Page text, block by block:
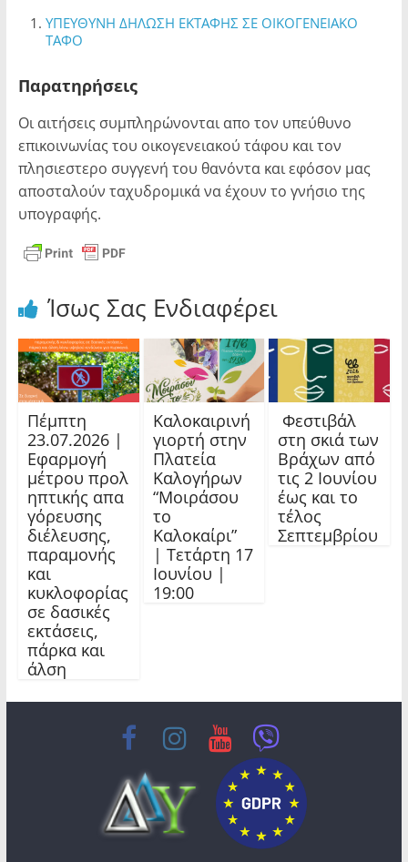
ΥΠΕΥΘΥΝΗ ΔΗΛΩΣΗ ΕΚΤΑΦΗΣ ΣΕ ΟΙΚΟΓΕΝΕΙΑΚΟ
ΤΑΦΟ
Παρατηρήσεις
Οι αιτήσεις συμπληρώνονται απο τον υπεύθυνο
επικοινωνίας του οικογενειακού τάφου και τον
πλησιεστερο συγγενή του θανόντα και εφόσον μας
αποσταλούν ταχυδρομικά να έχουν το γνήσιο της
υπογραφής.
Ίσως Σας Ενδιαφέρει
Πέμπτη
23.07.2026 |
Εφαρμογή
μέτρου προλ
ηπτικής απα
γόρευσης
διέλευσης,
παραμονής
και
κυκλοφορίας
σε δασικές
εκτάσεις,
πάρκα και
άλση
Καλοκαιρινή
γιορτή στην
Πλατεία
Καλογήρων
“Μοιράσου
το
Καλοκαίρι”
| Τετάρτη 17
Ιουνίου |
19:00
Φεστιβάλ
στη σκιά των
Βράχων από
τις 2 Ιουνίου
έως και το
τέλος
Σεπτεμβρίου